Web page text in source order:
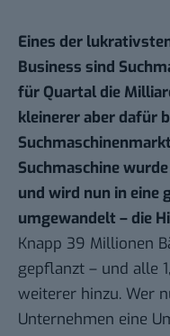
Eines der
Business sind
für Quartal die
kleinerer aber dafür
Suchmaschine
und wird nun in eine
umgewandelt – die
Knapp 39 Millionen
gepflanzt – und alle
weiterer hinzu. Wer
Unternehmen eine